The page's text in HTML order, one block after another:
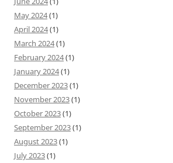
May 2024(1)
April 2024(1)
March 2024(1)
February 2024(1)
January 2024(1)
December 2023(1)
November 2023(1)
October 2023(1)
September 2023(1)
August 2023(1)
July 2023(1)